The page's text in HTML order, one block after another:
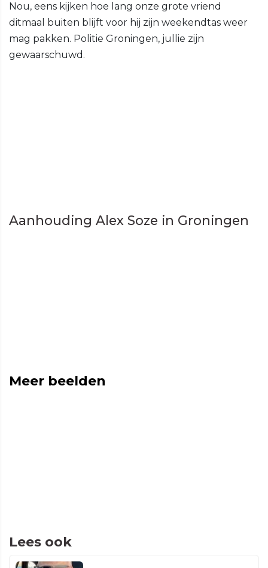
Nou, eens kijken hoe lang onze grote vriend
ditmaal buiten blijft voor hij zijn weekendtas weer
mag pakken. Politie Groningen, jullie zijn
gewaarschuwd.
Aanhouding Alex Soze in Groningen
Meer beelden
Lees ook